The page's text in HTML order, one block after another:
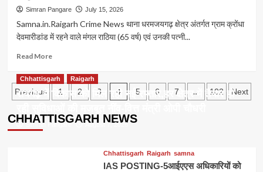
पर
पति
ने
हत्या,आरोपी
महिला
से
के
पैसे
व
गहने
हड़पे,
Simran Pangare July 15, 2026
Samna.in.Raigarh Crime News थाना धरमजयगढ़ क्षेत्र अंतर्गत ग्राम क्रोंधा
देवमारीडांड में रहने वाले मंगल राठिया (65 वर्ष) एवं उनकी पत्नी...
Read MoreRead
about
बुजुर्ग
दंपति
जले
Posts
pagination
Previous 1 2 3 4 5 6 7 … 102 Next
CHHATTISGARH NEWS
Chhattisgarh Raigarh
रायगढ़ में विकास को मिल रही नई रफ्तार,हर क्षेत्र में तैयार हो
Simran Pangare August 7, 2026
Chhattisgarh Raigarh samna
IAS POSTING-5आईएएस अधिकारियों को